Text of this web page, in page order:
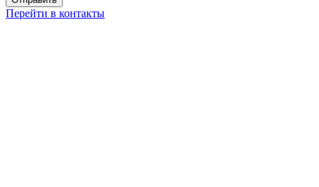
Перейти в контакты